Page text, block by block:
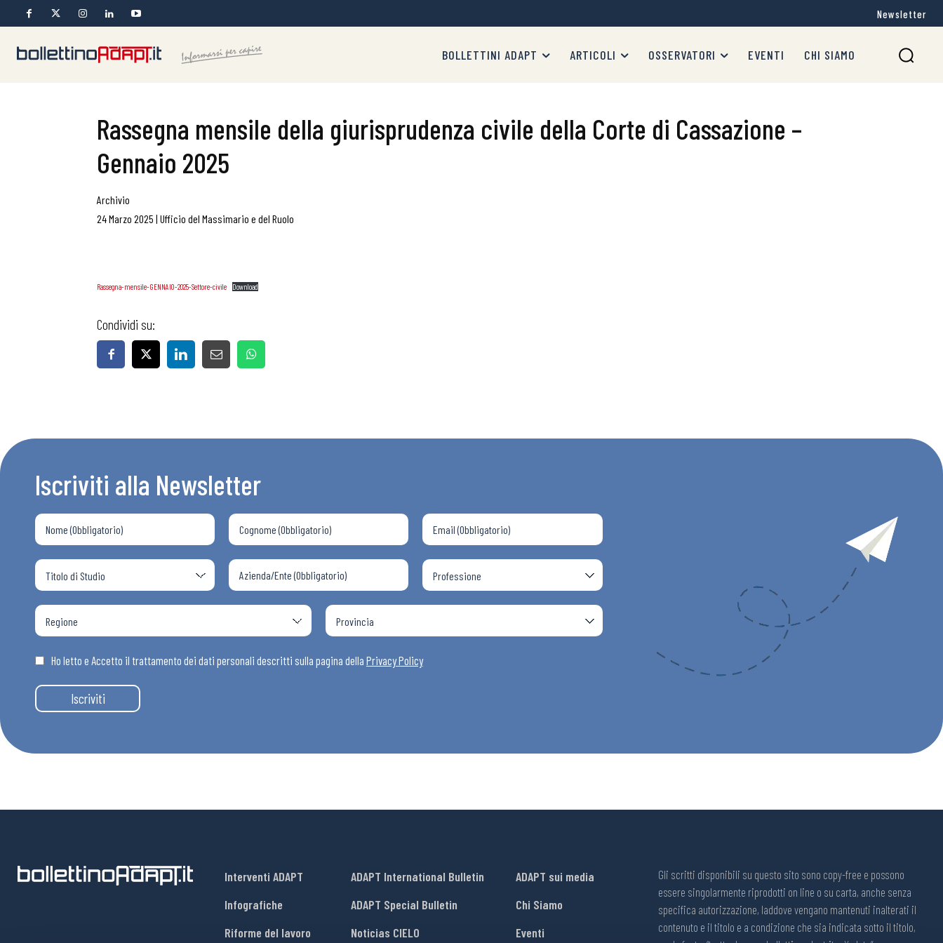
Bollettini ADAPT
Articoli
Osservatori
Newsletter
BOLLETTINI ADAPT ARTICOLI OSSERVATORI EVENTI CHI SIAMO
Rassegna mensile della giurisprudenza civile della Corte di Cassazione –
Gennaio 2025
Archivio
24 Marzo 2025 | Ufficio del Massimario e del Ruolo
Rassegna-mensile-GENNAIO-2025-Settore-civile Download
Condividi su:
Iscriviti alla Newsletter
Ho letto e Accetto il trattamento dei dati personali descritti sulla pagina della Privacy Policy
Iscriviti
Interventi ADAPT
Infografiche
Riforme del lavoro
ADAPT International Bulletin
ADAPT Special Bulletin
Noticias CIELO
ADAPT sui media
Chi Siamo
Eventi
Gli scritti disponibili su questo sito sono copy-free e possono
essere singolarmente riprodotti on line o su carta, anche senza
specifica autorizzazione, laddove vengano mantenuti inalterati il
contenuto e il titolo e a condizione che sia indicata sotto il titolo,